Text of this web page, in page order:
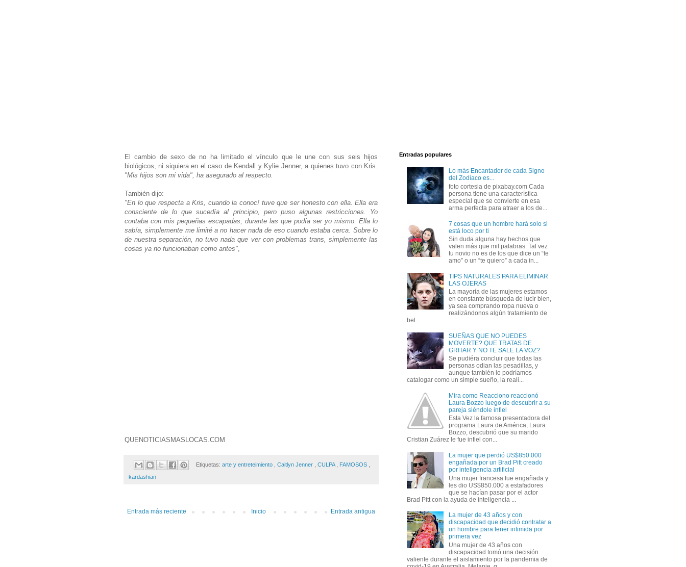
El cambio de sexo de no ha limitado el vínculo que le une con sus seis hijos
biológicos, ni siquiera en el caso de Kendall y Kylie Jenner, a quienes tuvo con Kris.
"Mis hijos son mi vida", ha asegurado al respecto.
También dijo:
"En lo que respecta a Kris, cuando la conocí tuve que ser honesto con ella. Ella era
consciente de lo que sucedía al principio, pero puso algunas restricciones. Yo
contaba con mis pequeñas escapadas, durante las que podía ser yo mismo. Ella lo
sabía, simplemente me limité a no hacer nada de eso cuando estaba cerca. Sobre lo
de nuestra separación, no tuvo nada que ver con problemas trans, simplemente las
cosas ya no funcionaban como antes"
QUENOTICIASMASLOCAS.COM
Etiquetas: arte y entreteimiento Caitlyn Jenner CULPA FAMOSOS
kardashian
Entrada más reciente Entrada antigua
Inicio
Entradas populares
Lo más Encantador de cada Signo
del Zodiaco es...
foto cortesia de pixabay.com Cada
persona tiene una característica
especial que se convierte en esa
arma perfecta para atraer a los de...
7 cosas que un hombre hará solo si
está loco por ti
Sin duda alguna hay hechos que
valen más que mil palabras. Tal vez
tu novio no es de los que dice un “te
amo” o un “te quiero” a cada in...
TIPS NATURALES PARA ELIMINAR
LAS OJERAS
La mayoría de las mujeres estamos
en constante búsqueda de lucir bien,
ya sea comprando ropa nueva o
realizándonos algún tratamiento de
bel...
SUEÑAS QUE NO PUEDES
MOVERTE? QUE TRATAS DE
GRITAR Y NO TE SALE LA VOZ?
Se pudiéra concluir que todas las
personas odian las pesadillas, y
aunque también lo podríamos
catalogar como un simple sueño, la reali...
Mira como Reacciono reaccionó
Laura Bozzo luego de descubrir a su
pareja siéndole infiel
Esta Vez la famosa presentadora del
programa Laura de América, Laura
Bozzo, descubrió que su marido
Cristian Zuárez le fue infiel con...
La mujer que perdió US$850.000
engañada por un Brad Pitt creado
por inteligencia artificial
Una mujer francesa fue engañada y
les dio US$850.000 a estafadores
que se hacían pasar por el actor
Brad Pitt con la ayuda de inteligencia ...
La mujer de 43 años y con
discapacidad que decidió contratar a
un hombre para tener intimida por
primera vez
Una mujer de 43 años con
discapacidad tomó una decisión
valiente durante el aislamiento por la pandemia de